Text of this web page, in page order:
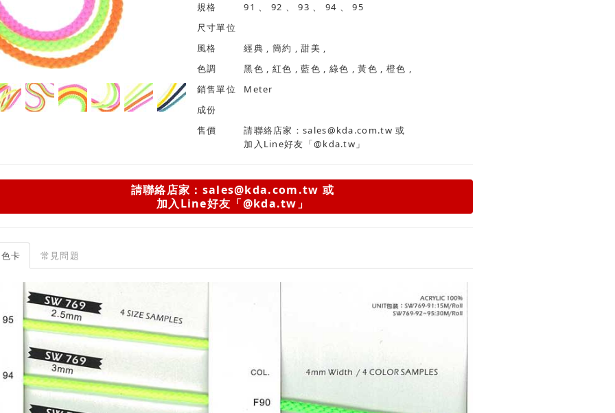
規格
91 、 92 、 93 、 94 、 95
尺寸單位
風格
經典 , 簡約 , 甜美 ,
色調
黑色 , 紅色 , 藍色 , 綠色 , 黃色 , 橙色 ,
銷售單位
成份
售價
請聯絡店家：sales@kda.com.tw或
加入Line好友「@kda.tw」
請聯絡店家：sales@kda.com.tw 或
加入Line好友「@kda.tw」
色卡 常見問題